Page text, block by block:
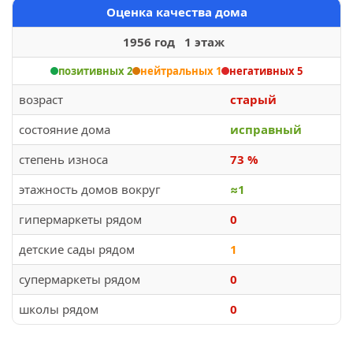
Оценка качества дома
1956 год 1 этаж
позитивных 2 нейтральных 1 негативных 5
возраст
старый
состояние дома
исправный
степень износа
73 %
этажность домов вокруг
≈1
гипермаркеты рядом
0
детские сады рядом
1
супермаркеты рядом
0
школы рядом
0